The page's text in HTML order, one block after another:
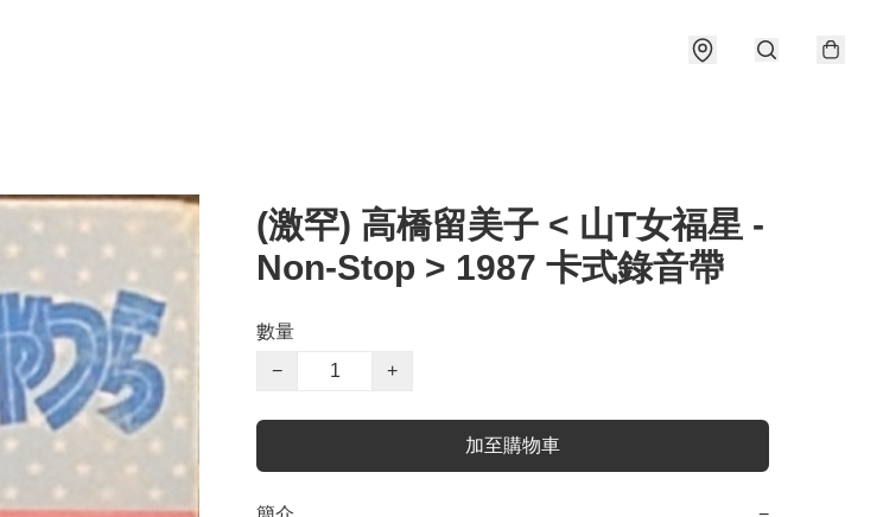
(激罕) 高橋留美子 < 山T女福星 -
Non-Stop > 1987 卡式錄音帶
數量
−
+
加至購物車